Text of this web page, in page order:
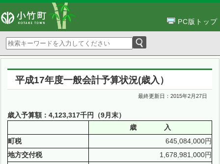
PC版トップ
平成17年度一般会計予算状況(歳入）
最終更新日：2015年2月27日
歳入予算額：4,123,317千円（9月末）
歳 入
町税
645,084,000円
地方交付税
1,678,981,000円